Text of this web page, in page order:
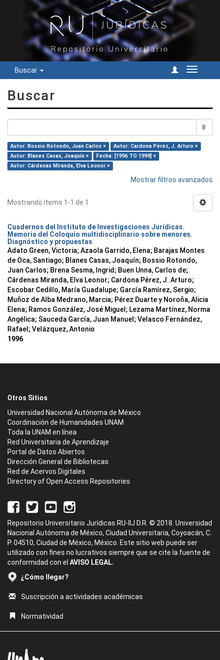
Buscar
Cambiar
Buscar
Ir
Autor: Bossio Rotondo, Juan Carlos ×
Autor: Cardona Pérez, J. Arturo ×
Autor: Blanes Casas, Joaquín ×
Fecha: [1996 TO 1999] ×
Autor: Cárdenas Miranda, Elva Leonor ×
Mostrar filtros avanzados
Mostrando ítems 1-1 de 1
Cuadernos del Instituto de Investigaciones Jurídicas.
Memoria del Coloquio multidisciplinario sobre menores.
Diagnóstico y propuestas
Adato Green, Victoria; Azaola Garrido, Elena; Barajas Montes
de Oca, Santiago; Blanes Casas, Joaquín; Bossio Rotondo,
Juan Carlos; Brena Sesma, Ingrid; Buen Unna, Carlos de;
Cárdenas Miranda, Elva Leonor; Cardona Pérez, J. Arturo;
Escobar Cedillo, María Guadalupe; García Ramírez, Sergio;
Muñoz de Alba Medrano, Marcia; Pérez Duarte y Noroña, Alicia
Elena; Ramos González, José Miguel; Lezama Martínez, Norma
Angélica; Sauceda García, Juan Manuel; Velasco Fernández,
Rafael; Velázquez, Antonio
1996
Otros Sitios
Universidad Nacional Autónoma de México
Coordinación de Humanidades UNAM
Toda la UNAM en línea
Red Universitaria de Aprendizaje
Portal de Datos Abiertos
Dirección General de Bibliotecas
Red de Acervos Digitales
Directory of Open Access Repositories
Repositorio Universitario Jurídicas RU-IIJ D.R. © 2018. Universidad
Nacional Autónoma de México, Ciudad Universitaria, Coyoacán, C.
P. 04510, Ciudad de México, México. Este sitio web puede ser
utilizado con fines no lucrativos siempre que se cite la fuente de
conformidad con el AVISO LEGAL.
¿Cómo llegar?
Suscripción a actividades académicas
Normatividad